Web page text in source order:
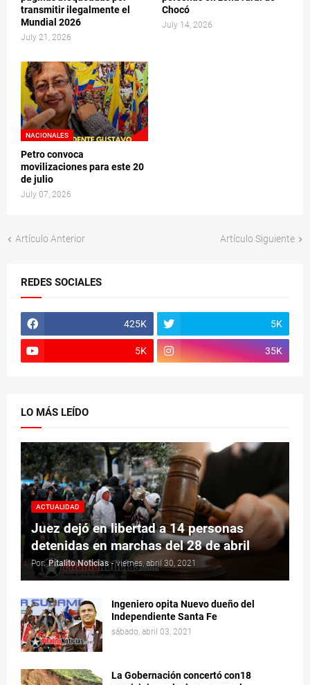
transmitir ilegalmente el
Mundial 2026
July 21, 2026
Chocó
July 14, 2026
NACIONALES
Petro convoca
movilizaciones para este 20
de julio
July 07, 2026
Artículo Anterior Artículo Siguiente
REDES SOCIALES
425K 5K
5K 35K
LO MÁS LEÍDO
ACTUALIDAD
Juez dejó en libertad a 14 personas
detenidas en marchas del 28 de abril
Por: Pitalito Noticias - viernes, abril 30, 2021
Ingeniero opita Nuevo dueño del
Independiente Santa Fe
sábado, abril 03, 2021
La Gobernación concertó con18